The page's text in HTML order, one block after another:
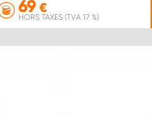
69 €
HORS TAXES (TVA 17 %)